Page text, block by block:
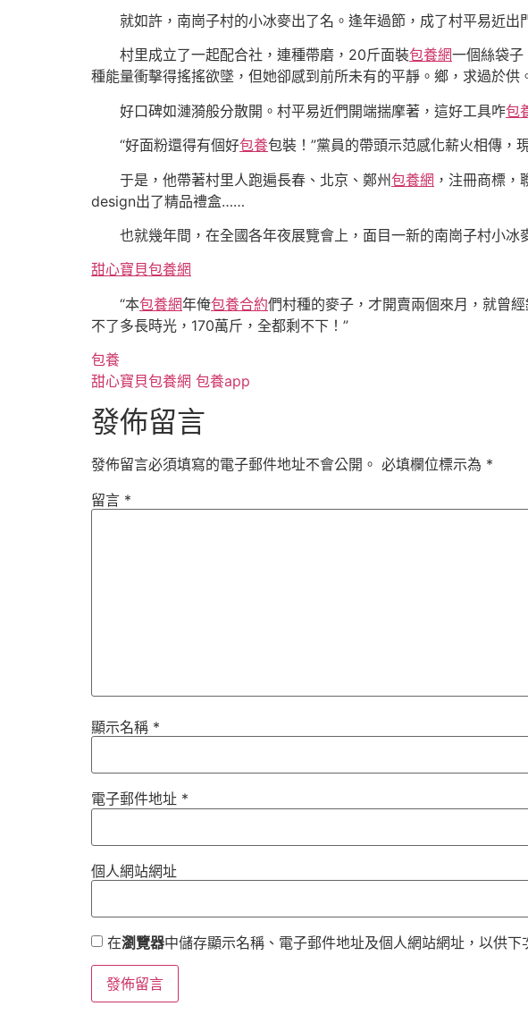
就如許，南崗子村的小冰麥出了名。逢年過節，成了村平易近出
村里成立了一起配合社，連種帶磨，20斤面裝包養網一個絲袋子
種能量衝擊得搖搖欲墜，但她卻感到前所未有的平靜。鄉，求過於供
好口碑如漣漪般分散開。村平易近們開端揣摩著，這好工具咋包
“好面粉還得有個好包養包裝！”黨員的帶頭示范感化薪火相傳，
于是，他帶著村里人跑遍長春、北京、鄭州包養網 ，注冊商標
design出了精品禮盒……
也就幾年間，在全國各年夜展覽會上，面目一新的南崗子村小冰
甜心寶貝包養網
“本包養網年俺包養合約們村種的麥子，才開賣兩個來月，就曾
不了多長時光，170萬斤，全都剩不下！”
包養
甜心寶貝包養網 包養app
發佈留言
發佈留言必須填寫的電子郵件地址不會公開。 必填欄位標示為 *
留言 *
顯示名稱 *
電子郵件地址 *
個人網站網址
在瀏覽器中儲存顯示名稱、電子郵件地址及個人網站網址，以供下